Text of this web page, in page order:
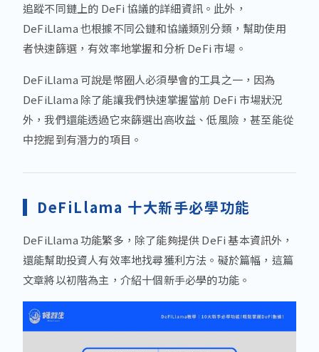
追蹤不同鏈上的 DeFi 協議的詳細資訊。此外，
DeFiLlama 也根據不同公鏈和協議類別分類，幫助使用
者快速篩選，有效率地掌握和分析 DeFi 市場。
DeFiLlama 可說是幣圈人必須學會的工具之一，因為
DeFiLlama 除了能讓我們快速掌握當前 DeFi 市場狀況
外，我們還能透過它來篩選出高收益、低風險，甚至能從
中挖掘到有潛力的項目。
DeFiLlama 十大新手必學功能
DeFiLlama 功能繁多，除了能夠提供 DeFi 基本資訊外，
還能幫助投資人有效率地找尋獲利方法。礙於篇幅，這篇
文章將以初階為主，介紹十個新手必學的功能。